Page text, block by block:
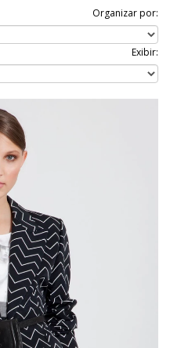
Organizar por:
Exibir: